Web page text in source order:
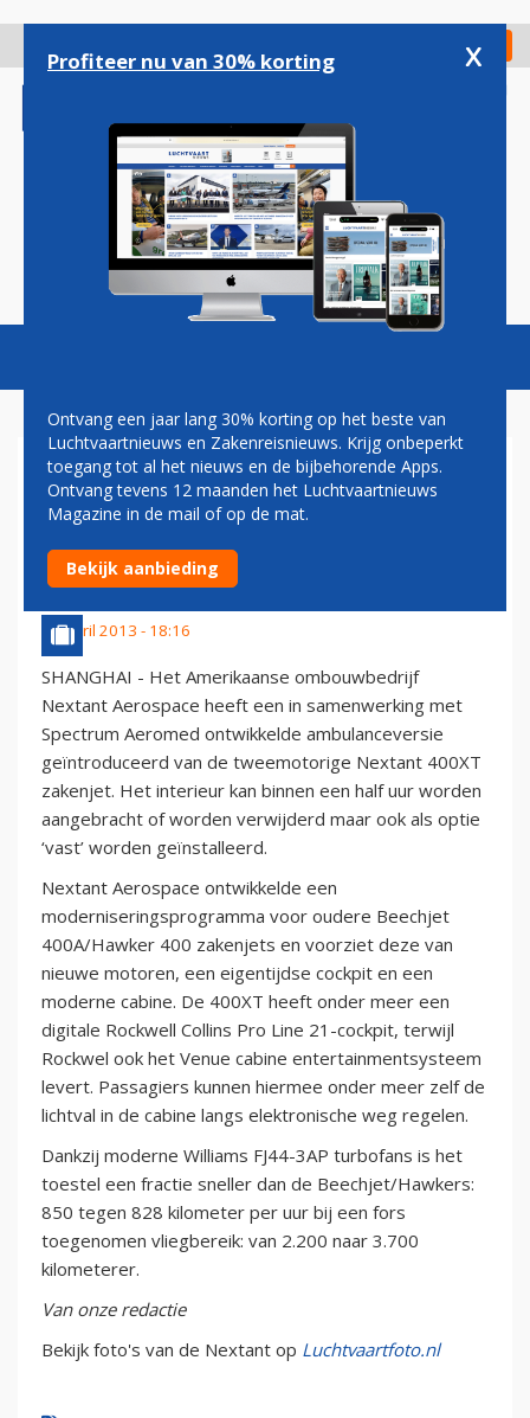
gaan
Check in
Magazine Podcasts Vacatures
NEXTANT INTRODUCEERT
AMBULANCE-UITVOERING
ZAKENJET
21 april 2013 - 18:16
SHANGHAI - Het Amerikaanse ombouwbedrijf
Nextant Aerospace heeft een in samenwerking met
Spectrum Aeromed ontwikkelde ambulanceversie
geïntroduceerd van de tweemotorige Nextant 400XT
zakenjet. Het interieur kan binnen een half uur worden
aangebracht of worden verwijderd maar ook als optie
‘vast’ worden geïnstalleerd.
Nextant Aerospace ontwikkelde een
moderniseringsprogramma voor oudere Beechjet
400A/Hawker 400 zakenjets en voorziet deze van
nieuwe motoren, een eigentijdse cockpit en een
moderne cabine. De 400XT heeft onder meer een
digitale Rockwell Collins Pro Line 21-cockpit, terwijl
Rockwel ook het Venue cabine entertainmentsysteem
levert. Passagiers kunnen hiermee onder meer zelf de
lichtval in de cabine langs elektronische weg regelen.
Dankzij moderne Williams FJ44-3AP turbofans is het
toestel een fractie sneller dan de Beechjet/Hawkers:
850 tegen 828 kilometer per uur bij een fors
toegenomen vliegbereik: van 2.200 naar 3.700
kilometerer.
Van onze redactie
Bekijk foto's van de Nextant op Luchtvaartfoto.nl
Profiteer nu van 30% korting x
Ontvang een jaar lang 30% korting op het beste van
Luchtvaartnieuws en Zakenreisnieuws. Krijg onbeperkt
toegang tot al het nieuws en de bijbehorende Apps.
Ontvang tevens 12 maanden het Luchtvaartnieuws
Magazine in de mail of op de mat.
Bekijk aanbieding